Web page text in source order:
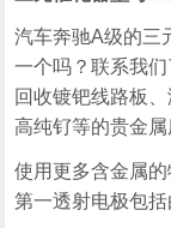
汽车奔驰A级的三
一个吗？联系我
回收镀钯线路板
高纯钌等的贵金属
使用更多含金属
第一透射电极包括